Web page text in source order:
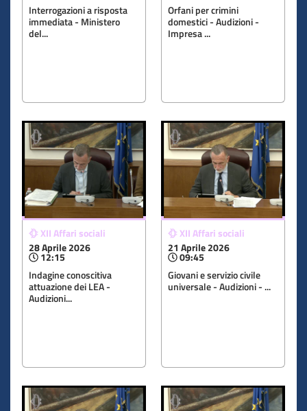
Interrogazioni a risposta
immediata - Ministero
del...
Orfani per crimini
domestici - Audizioni -
Impresa ...
XII Affari sociali
28 Aprile 2026
12:15
Indagine conoscitiva
attuazione dei LEA -
Audizioni...
XII Affari sociali
21 Aprile 2026
09:45
Giovani e servizio civile
universale - Audizioni - ...